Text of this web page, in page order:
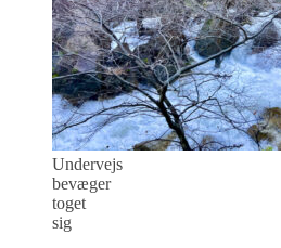
Undervejs
bevæger
toget
sig